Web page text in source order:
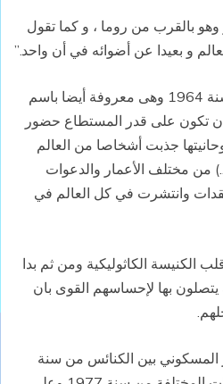
بالقرب من روما ، و كما تقول
و بعيدا عن أضوائه في أن واحد.”
اعتمدت الفوكولاري رسميا سنة 1964 وهى معروفة أيضا باسم
أن تكون على قدر المستطاع حضور
جذبت أشخاصا من العالم
من مختلف الأعمار والدعوات
وانتشرت في كل العالم في
الكنيسة الكاثوليكية ومن ثم بدا
بها لإحساسهم القوى بان
المسكوني بين الكنائس من سنة